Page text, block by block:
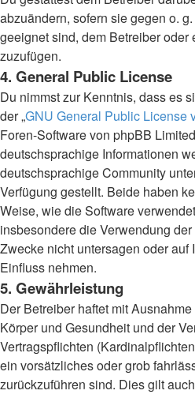
abzuändern, sofern sie gegen o.
geeignet sind, dem Betreiber oder
zuzufügen.
4. General Public License
Du nimmst zur Kenntnis, dass es
der „GNU General Public License
Foren-Software von phpBB
deutschsprachige Informationen
deutschsprachige Community
Verfügung gestellt. Beide haben
Weise, wie die Software
insbesondere die Verwendung
Zwecke nicht untersagen oder auf
Einfluss nehmen.
5. Gewährleistung
Der Betreiber haftet mit
Körper und Gesundheit und der
Vertragspflichten
ein vorsätzliches oder grob
zurückzuführen sind. Dies gilt